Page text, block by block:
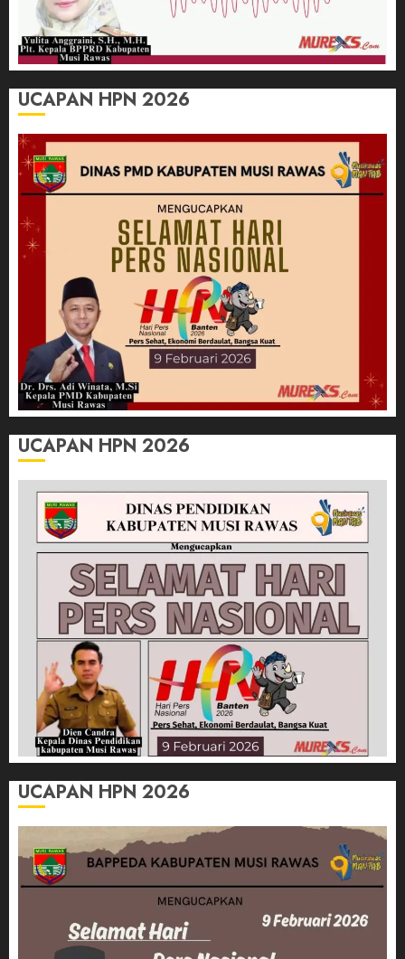
UCAPAN HPN 2026
UCAPAN HPN 2026
UCAPAN HPN 2026